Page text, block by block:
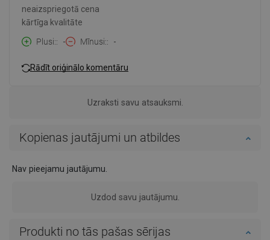
neaizspriegotā cena
kārtīga kvalitāte
Plusi:
- Mīnusi: -
Rādīt oriģinālo komentāru
Uzraksti savu atsauksmi.
Kopienas jautājumi un atbildes
Nav pieejamu jautājumu.
Uzdod savu jautājumu.
Produkti no tās pašas sērijas